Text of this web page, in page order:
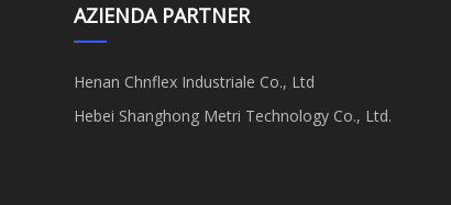
AZIENDA PARTNER
Henan Chnflex Industriale Co., Ltd
Hebei Shanghong Metri Technology Co., Ltd.